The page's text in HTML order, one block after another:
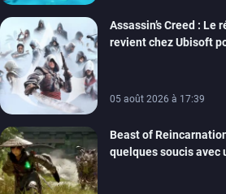
Assassin’s Creed : Le
revient chez Ubisoft
05 août 2026 à 17:39
Beast of
quelques soucis avec